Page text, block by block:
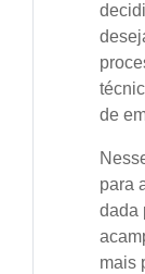
de
para
dada
mais